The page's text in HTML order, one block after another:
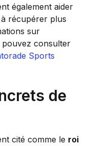
également aider
récupérer plus
sur
pouvez consulter
Sports
de
cité comme le roi